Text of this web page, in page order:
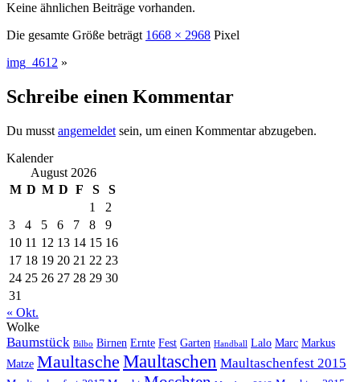
Keine ähnlichen Beiträge vorhanden.
Die gesamte Größe beträgt 1668 × 2968 Pixel
img_4612 »
Schreibe einen Kommentar
Du musst angemeldet sein, um einen Kommentar abzugeben.
Kalender
August 2026
M D M D F S
S
1
2
3
4 5 6 7 8
9
10 11 12 13 14 15 16
17 18 19 20 21 22 23
24 25 26 27 28 29 30
31
« Okt.
Wolke
Baumstück Bilbo Birnen Ernte Fest Garten Handball Lalo Marc Markus
Matze Maultasche Maultaschen Maultaschenfest 2015